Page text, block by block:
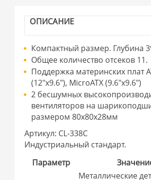
ОПИСАНИЕ
Компактный размер. Глубина
Общее количество отсеков 11.
Поддержка материнских плат
(12"x9.6"), MicroATX (9.6"x9.6")
2 бесшумных
вентиляторов на
размером 80x80x28мм
Артикул: CL-338C
Индустриальный стандарт.
Параметр
Металлические